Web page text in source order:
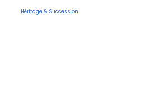
Héritage & Succession